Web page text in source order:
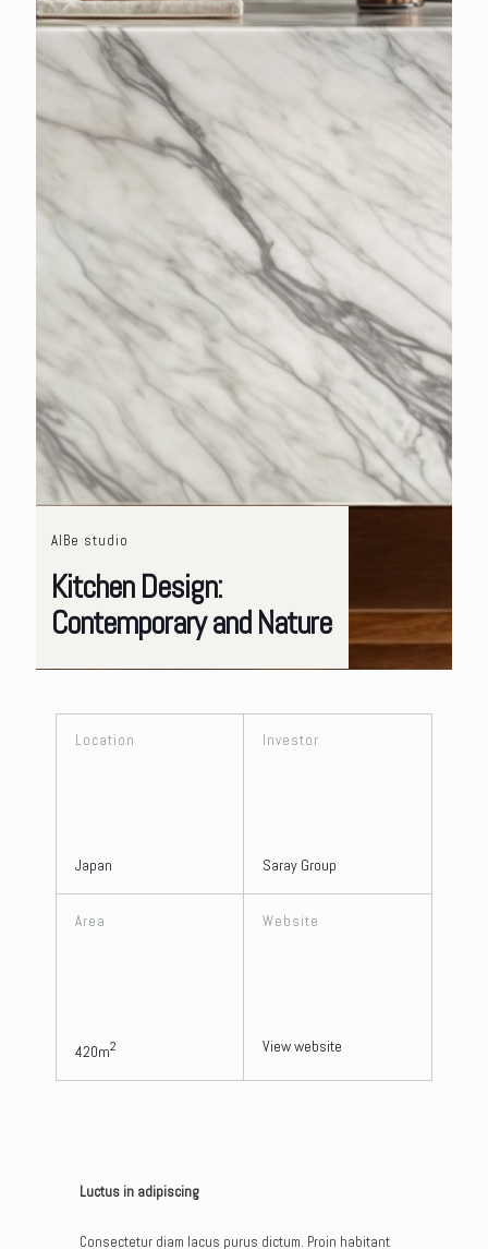
AlBe studio
Kitchen Design:
Contemporary and Nature
Location
Japan
Investor
Saray Group
Area
420m2
Website
View website
Luctus in adipiscing
Consectetur diam lacus purus dictum. Proin habitant